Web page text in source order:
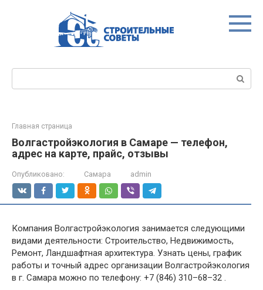
Главная страница
Волгастройэкология в Самаре — телефон,
адрес на карте, прайс, отзывы
Опубликовано: Самара admin
Компания Волгастройэкология занимается следующими
видами деятельности: Строительство, Недвижимость,
Ремонт, Ландшафтная архитектура. Узнать цены, график
работы и точный адрес организации Волгастройэкология
в г. Самара можно по телефону: +7 (846) 310–68–32 .